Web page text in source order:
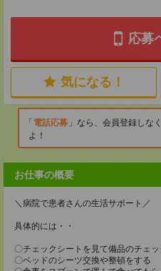
応募
気になる！
電話応募
なら、会員登録しな
よ！
お仕事の概要
＼病院で患者さんの生活サポート／
具体的には・・
〇チェックシートを見て備品のチェ
〇ベッドのシーツ交換や整頓をする